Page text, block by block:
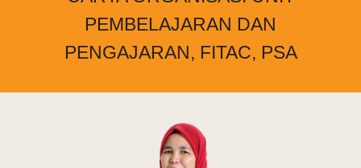
PEMBELAJARAN DAN
PENGAJARAN, FITAC, PSA